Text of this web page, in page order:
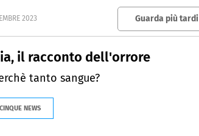
2023 Guarda più tardi
il racconto dell'orrore
tanto sangue?
NEWS